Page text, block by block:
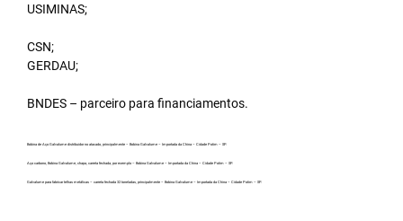
USIMINAS;
CSN;
GERDAU;
BNDES – parceiro para financiamentos.
Bobina de Aço Galvalume distribuidor no atacado, principalmente – Bobina Galvalume – Importada da China – Cidade Potim – SP.
Aço carbono, Bobina Galvalume, chapa, carreta fechada, por exemplo – Bobina Galvalume – Importada da China – Cidade Potim – SP.
Galvalume para fabricar telhas metálicas – carreta fechada 32 toneladas, principalmente – Bobina Galvalume – Importada da China – Cidade Potim – SP.